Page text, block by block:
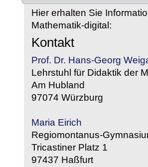
Hier erhalten Sie
Mathematik-digital:
Kontakt
Prof. Dr. Hans-Georg
Lehrstuhl für Didaktik der
Am Hubland
97074 Würzburg
Maria Eirich
Regiomontanus-
Tricastiner Platz 1
97437 Haßfurt